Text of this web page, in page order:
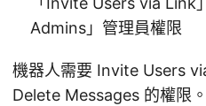
Admins」管理員權限
機器人需要 Invite Users
Delete Messages 的權限